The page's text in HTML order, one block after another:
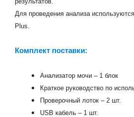
Для проведения анализа
Plus.
Комплект поставки:
Анализатор мочи – 1 блок
Краткое руководство по
Проверочный лоток – 2 шт.
USB кабель – 1 шт.